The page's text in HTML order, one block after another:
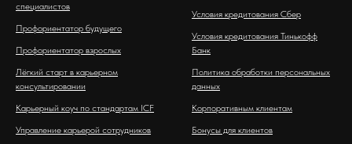
специалистов
Профориентатор будущего
Профориентатор взрослых
Лёгкий старт в карьерном
консультировании
Карьерный коуч по стандартам ICF
Управление карьерой сотрудников
Условия кредитования Сбер
Условия кредитования Тинькофф
Банк
Политика обработки персональных
данных
Корпоративным клиентам
Бонусы для клиентов